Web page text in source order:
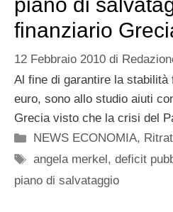
finanziario
12 Febbraio 2010 di
Al fine di garantire la stabilità
euro, sono allo studio aiuti
Grecia visto che la crisi del
Categorie
NEWS ECONOMIA,
Tag
angela merkel ,deficit
piano di salvataggio